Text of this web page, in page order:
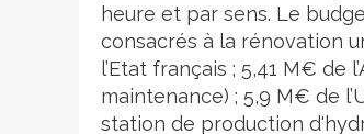
heure et par sens. Le
consacrés à la rénovation
l’Etat français ; 5,41 M€ de
maintenance) ; 5,9 M€ de
station de production